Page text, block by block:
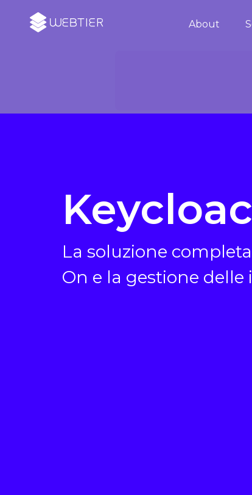
About
La soluzione
On e la gestione delle